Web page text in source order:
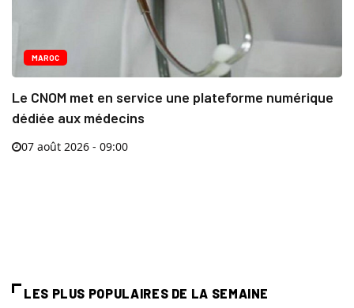
MAROC
Le CNOM met en service une plateforme numérique
dédiée aux médecins
07 août 2026 - 09:00
LES PLUS POPULAIRES DE LA SEMAINE